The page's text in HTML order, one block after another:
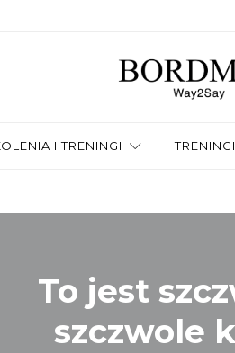
I TRENINGI
To jest
szczwole